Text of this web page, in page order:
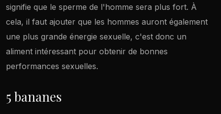
signifie que le sperme de l'homme sera plus fort. À
cela, il faut ajouter que les hommes auront également
une plus grande énergie sexuelle, c'est donc un
aliment intéressant pour obtenir de bonnes
performances sexuelles.
5 bananes